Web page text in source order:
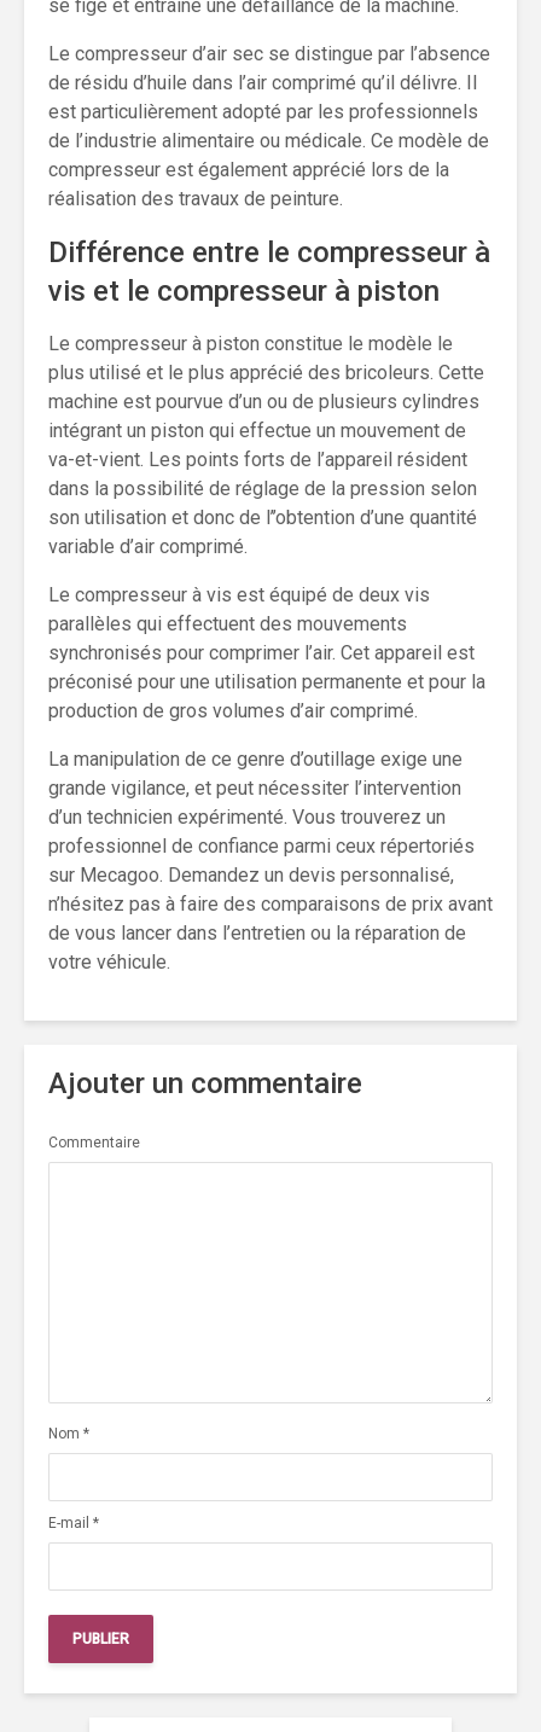
se fige et entraîne une défaillance de la machine.
Le compresseur d’air sec se distingue par l’absence
de résidu d’huile dans l’air comprimé qu’il délivre. Il
est particulièrement adopté par les professionnels
de l’industrie alimentaire ou médicale. Ce modèle de
compresseur est également apprécié lors de la
réalisation des travaux de peinture.
Différence entre le compresseur à
vis et le compresseur à piston
Le compresseur à piston constitue le modèle le
plus utilisé et le plus apprécié des bricoleurs. Cette
machine est pourvue d’un ou de plusieurs cylindres
intégrant un piston qui effectue un mouvement de
va-et-vient. Les points forts de l’appareil résident
dans la possibilité de réglage de la pression selon
son utilisation et donc de l’’obtention d’une quantité
variable d’air comprimé.
Le compresseur à vis est équipé de deux vis
parallèles qui effectuent des mouvements
synchronisés pour comprimer l’air. Cet appareil est
préconisé pour une utilisation permanente et pour la
production de gros volumes d’air comprimé.
La manipulation de ce genre d’outillage exige une
grande vigilance, et peut nécessiter l’intervention
d’un technicien expérimenté. Vous trouverez un
professionnel de confiance parmi ceux répertoriés
sur Mecagoo. Demandez un devis personnalisé,
n’hésitez pas à faire des comparaisons de prix avant
de vous lancer dans l’entretien ou la réparation de
votre véhicule.
Ajouter un commentaire
Commentaire
Nom *
E-mail *